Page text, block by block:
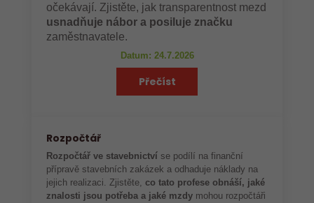
očekávají. Zjistěte, jak transparentnost mezd
usnadňuje nábor a posiluje značku
zaměstnavatele.
Datum: 24.7.2026
Přečíst
Rozpočtář
Rozpočtář ve stavebnictví se podílí na finanční
přípravě stavebních zakázek a odhaduje náklady na
jejich realizaci. Zjistěte,co tato profese obnáší, jaké
znalosti jsou potřeba a jaké mzdy mohou rozpočtáři